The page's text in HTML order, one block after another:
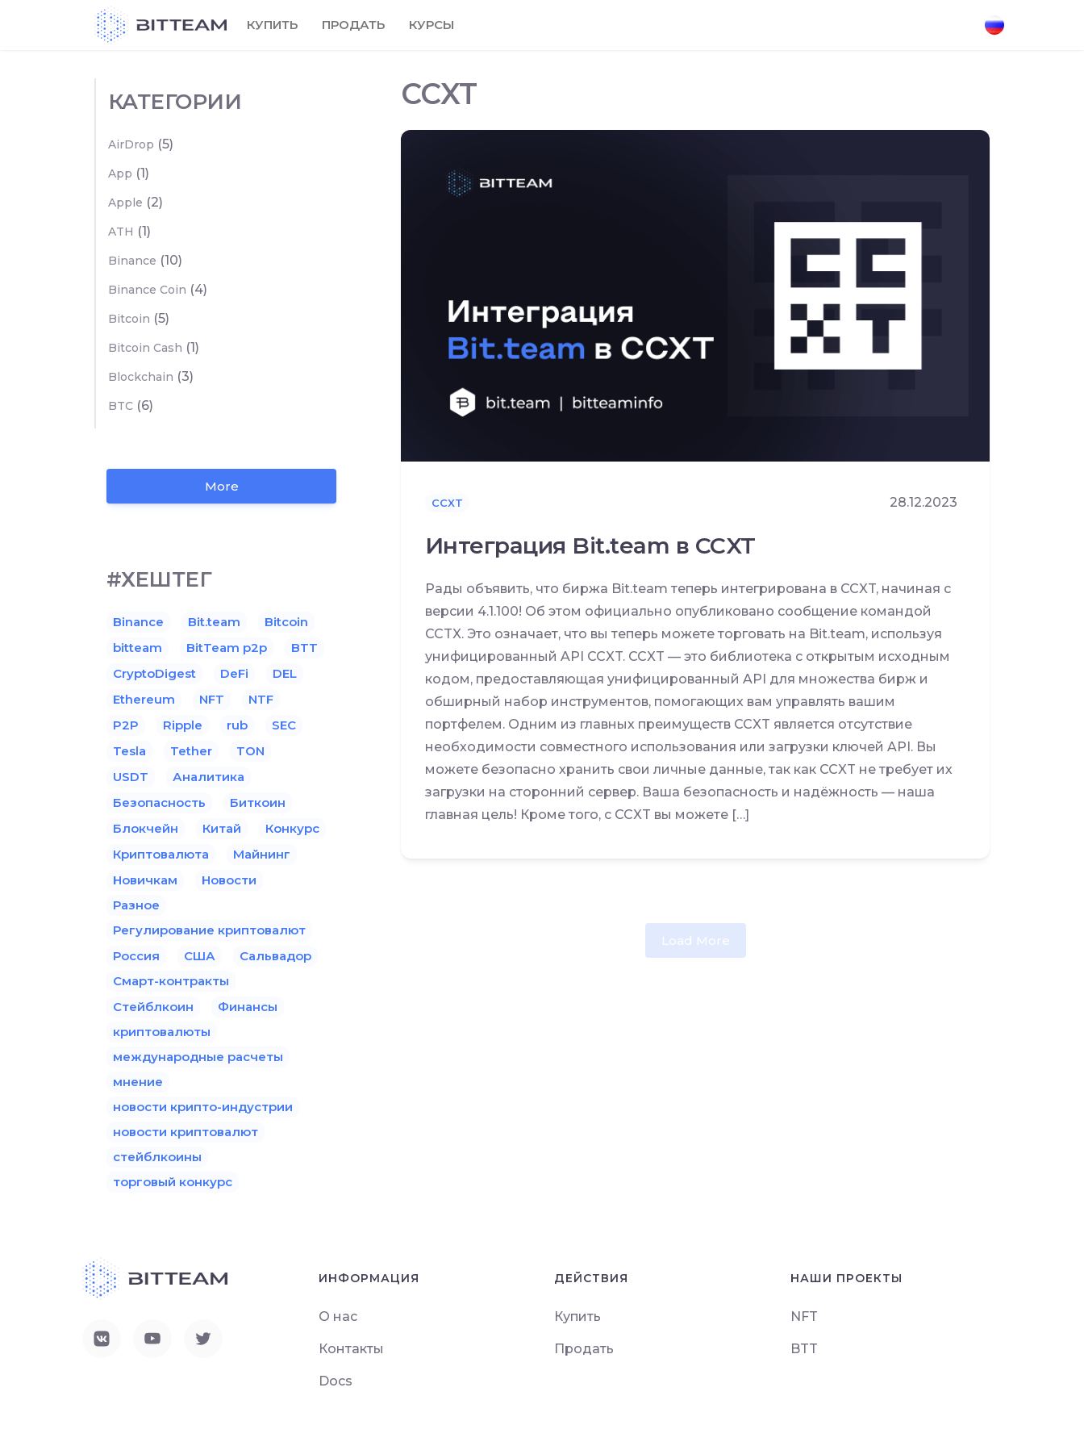
КУПИТЬ ПРОДАТЬ КУРСЫ
CCXT
CCXT 28.12.2023
Интеграция Bit.team в CCXT
Рады объявить, что биржа Bit.team теперь интегрирована в CCXT, начиная с
версии 4.1.100! Об этом официально опубликовано сообщение командой
CCTX. Это означает, что вы теперь можете торговать на Bit.team, используя
унифицированный API CCXT. CCXT — это библиотека с открытым исходным
кодом, предоставляющая унифицированный API для множества бирж и
обширный набор инструментов, помогающих вам управлять вашим
портфелем. Одним из главных преимуществ CCXT является отсутствие
необходимости совместного использования или загрузки ключей API. Вы
можете безопасно хранить свои личные данные, так как CCXT не требует их
загрузки на сторонний сервер. Ваша безопасность и надёжность — наша
главная цель! Кроме того, с CCXT вы можете […]
Load More
КАТЕГОРИИ
AirDrop (5)
App (1)
Apple (2)
ATH (1)
Binance (10)
Binance Coin (4)
Bitcoin (5)
Bitcoin Cash (1)
Blockchain (3)
BTC (6)
More
#ХЕШТЕГ
Binance Bit.team
Bitcoin
bitteam
BitTeam p2p
BTT
CryptoDigest
DeFi
DEL
Ethereum
NFT
NTF
P2P
Ripple rub
SEC
Tesla
Tether
TON
USDT
Аналитика
Безопасность
Биткоин
Блокчейн
Китай
Конкурс
Криптовалюта
Майнинг
Новичкам
Новости
Разное
Регулирование криптовалют
Россия
США
Сальвадор
Смарт-контракты
Стейблкоин
Финансы
криптовалюты
международные расчеты
мнение
новости крипто-индустрии
новости криптовалют
стейблкоины
торговый конкурс
ИНФОРМАЦИЯ
О нас
Контакты
Docs
ДЕЙСТВИЯ
Купить
Продать
НАШИ ПРОЕКТЫ
NFT
BTT